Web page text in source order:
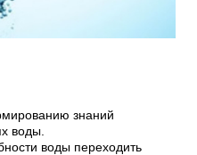
знаний
воды.
воды переходить